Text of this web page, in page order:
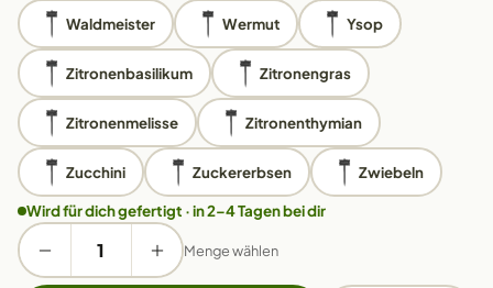
Waldmeister Wermut Ysop
Zitronenbasilikum Zitronengras
Zitronenmelisse Zitronenthymian
Zucchini Zuckererbsen Zwiebeln
Wird für dich gefertigt · in 2–4 Tagen bei dir
Menge wählen